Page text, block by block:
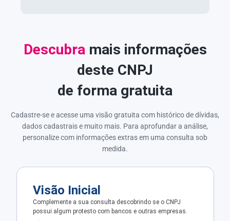
Descubra mais informações
deste CNPJ
de forma gratuita
Cadastre-se e acesse uma visão gratuita com histórico de dívidas,
dados cadastrais e muito mais. Para aprofundar a análise,
personalize com informações extras em uma consulta sob
medida.
Visão Inicial
Complemente a sua consulta descobrindo se o CNPJ
possui algum protesto com bancos e outras empresas.